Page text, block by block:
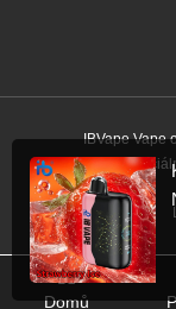
IBVape Vape
IBvape –
Domů